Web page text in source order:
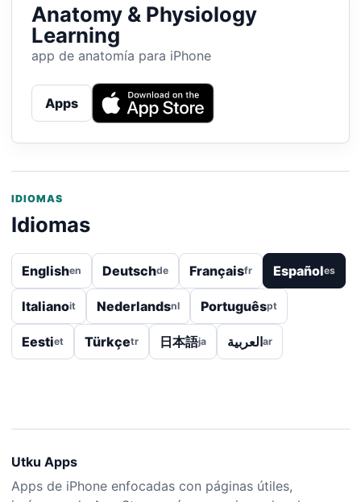
Anatomy & Physiology
Learning
app de anatomía para iPhone
Apps
IDIOMAS
Idiomas
Englishen Deutschde Françaisfr Españoles
Italianoit Nederlandsnl Portuguêspt
Eestiet Türkçetr 日本語ja العربيةar
Utku Apps
Apps de iPhone enfocadas con páginas útiles,